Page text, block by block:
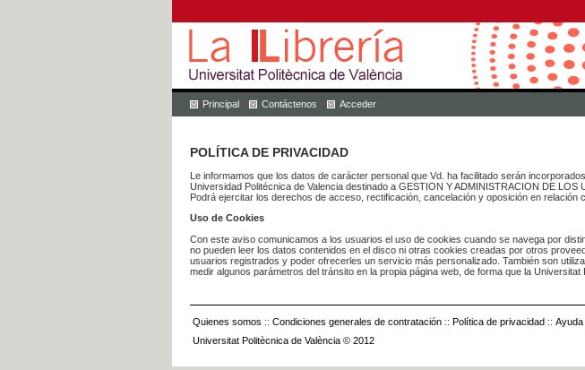
Principal Contáctenos Acceder
POLÍTICA DE PRIVACIDAD
Le informamos que los datos de carácter personal que Vd. ha facilitado serán
Universidad Politécnica de Valencia destinado a GESTION Y ADMINISTRACION DE LOS
Podrá ejercitar los derechos de acceso, rectificación, cancelación y oposición en relación
Uso de Cookies
Con este aviso comunicamos a los usuarios el uso de cookies cuando se navega por
no pueden leer los datos contenidos en el disco ni otras cookies creadas por otros
usuarios registrados y poder ofrecerles un servicio más personalizado. También son
medir algunos parámetros del tránsito en la propia página web, de forma que la
Quienes somos :: Condiciones generales de contratación :: Política de privacidad :: Ayuda
Universitat Politècnica de València © 2012